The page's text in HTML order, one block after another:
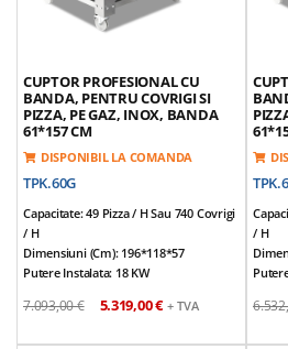
CUPTOR PROFESIONAL CU
BANDA, PENTRU COVRIGI SI
PIZZA, PE GAZ, INOX, BANDA
61*157 CM
DISPONIBIL LA COMANDA
TPK.60G
Capacitate: 49 Pizza / H Sau 740 Covrigi
/ H
Dimensiuni (cm): 196*118*57
Putere Instalata: 18 KW
Gramaj Covrigi: 75-80 Gr.
7.093,00 € 5.319,00 € + TVA
/ H